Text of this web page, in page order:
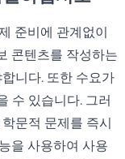
준비에 관계없이
콘텐츠를 작성하는
니다. 또한 수요가
수 있습니다. 그러
문적 문제를 즉시
을 사용하여 사용